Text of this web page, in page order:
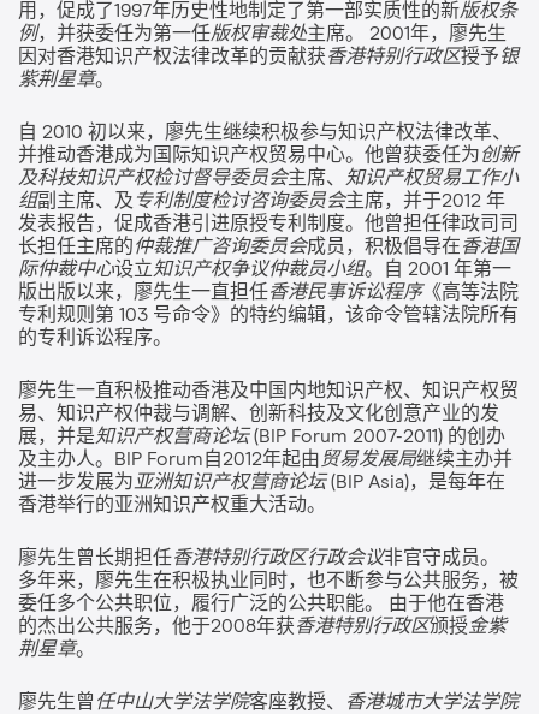
用，促成了1997年历史性地制定了第一部实质性的新版权条
例，并获委任为第一任版权审裁处主席。 2001年，廖先生
因对香港知识产权法律改革的贡献获香港特别行政区授予银
紫荆星章。
自 2010 初以来，廖先生继续积极参与知识产权法律改革、
并推动香港成为国际知识产权贸易中心。他曾获委任为创新
及科技知识产权检讨督导委员会主席、
知识产权贸易工作小
组副主席、及 专利制度检讨咨询委员会主席，并于2012 年
发表报告，促成香港引进原授专利制度。他曾担任律政司司
长担任主席的仲裁推广咨询委员会成员，积极倡导在香港国
际仲裁中心设立知识产权争议仲裁员小组。自 2001 年第一
版出版以来，廖先生一直担任香港民事诉讼程序《高等法院
专利规则第 103 号命令》的特约编辑，该命令管辖法院所有
的专利诉讼程序。
廖先生一直积极推动香港及中国内地知识产权、知识产权贸
易、知识产权仲裁与调解、创新科技及文化创意产业的发
展，并是知识产权营商论坛(BIP Forum 2007-2011) 的创办
及主办人。BIP Forum自2012年起由 贸易发展局继续主办并
进一步发展为 亚洲知识产权营商论坛(BIP Asia)，是每年在
香港举行的亚洲知识产权重大活动。
廖先生曾长期担任香港特别行政区行政会议非官守成员。
多年来，廖先生在积极执业同时，也不断参与公共服务，被
委任多个公共职位，履行广泛的公共职能。 由于他在香港
的杰出公共服务，他于2008年获香港特别行政区颁授金紫
荆星章。
廖先生曾 任中山大学法学院客座教授、
香港城市大学法学院